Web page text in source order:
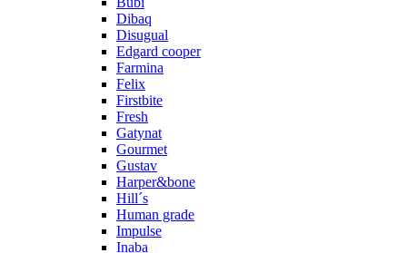
Dibaq
Disugual
Edgard cooper
Farmina
Felix
Firstbite
Fresh
Gatynat
Gourmet
Gustav
Harper&bone
Hill´s
Human grade
Impulse
Inaba